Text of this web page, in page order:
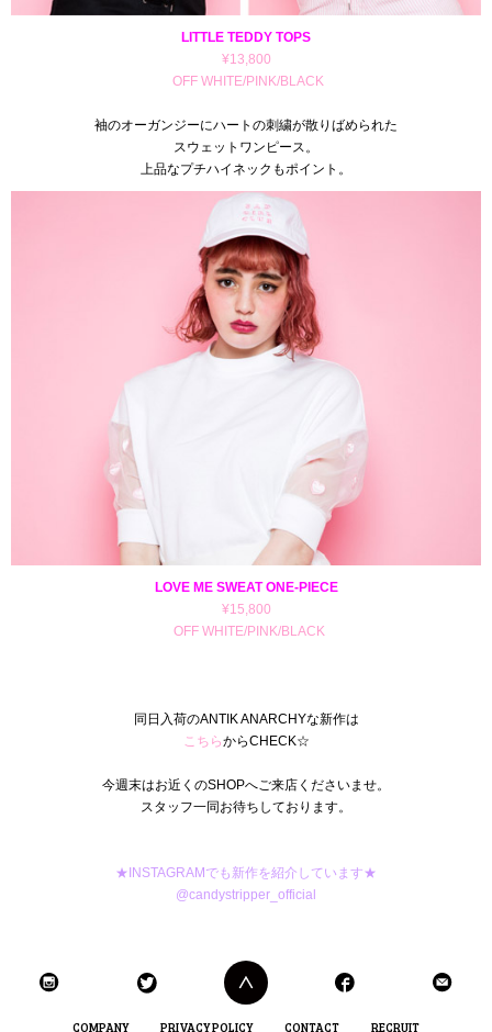
LITTLE TEDDY TOPS
¥13,800
OFF WHITE/PINK/BLACK
袖のオーガンジーにハートの刺繍が散りばめられた
スウェットワンピース。
上品なプチハイネックもポイント。
LOVE ME SWEAT ONE-PIECE
¥15,800
OFF WHITE/PINK/BLACK
同日入荷のANTIK ANARCHYな新作は
こちらからCHECK☆
今週末はお近くのSHOPへご来店くださいませ。
スタッフ一同お待ちしております。
★INSTAGRAMでも新作を紹介しています★
@candystripper_official
COMPANY PRIVACY POLICY CONTACT RECRUIT